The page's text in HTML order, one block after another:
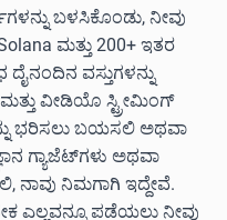
ಬಳಸಿಕೊಂಡು, ನೀವು
ಮತ್ತು 200+ ಇತರ
ದೈನಂದಿನ ವಸ್ತುಗಳನ್ನು
ವೀಡಿಯೊ ಸ್ಟ್ರೀಮಿಂಗ್
ಭರಿಸಲು ಬಯಸಲಿ ಅಥವಾ
ಗ್ಯಾಜೆಟ್‌ಗಳು ಅಥವಾ
ನಾವು ನಿಮಗಾಗಿ ಇದ್ದೇವೆ.
ಎಲ್ಲವನ್ನೂ ಪಡೆಯಲು ನೀವು